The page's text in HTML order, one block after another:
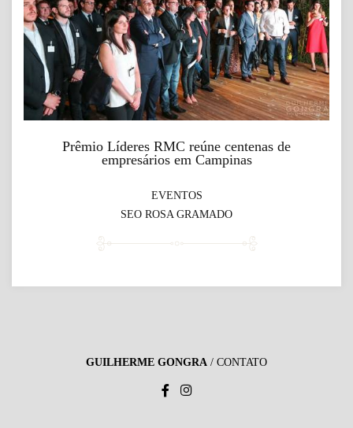
Prêmio Líderes RMC reúne centenas de
empresários em Campinas
EVENTOS
SEO ROSA GRAMADO
GUILHERME GONGRA / CONTATO